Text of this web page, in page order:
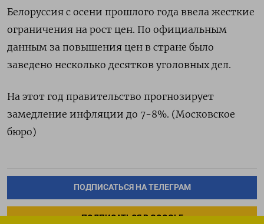
Белоруссия с осени прошлого года ввела жесткие
ограничения на рост цен. По официальным
данным за повышения цен в стране было
заведено несколько десятков уголовных дел.
На этот год правительство прогнозирует
замедление инфляции до 7-8%. (Московское
бюро)
ПОДПИСАТЬСЯ НА ТЕЛЕГРАМ
ПОДПИСАТЬСЯ В GOOGLE